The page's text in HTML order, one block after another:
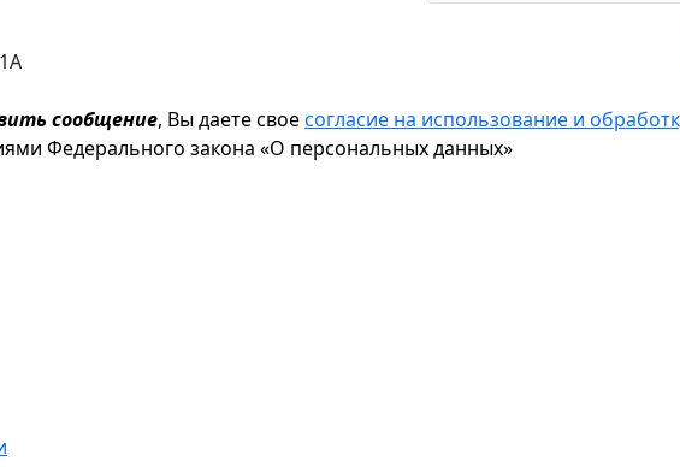
сообщение, Вы даете своесогласие на использование и
Федерального закона «О персональных данных»